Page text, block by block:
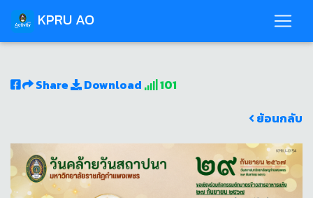
KPRU AO
Share Download
101
ย้อนกลับ